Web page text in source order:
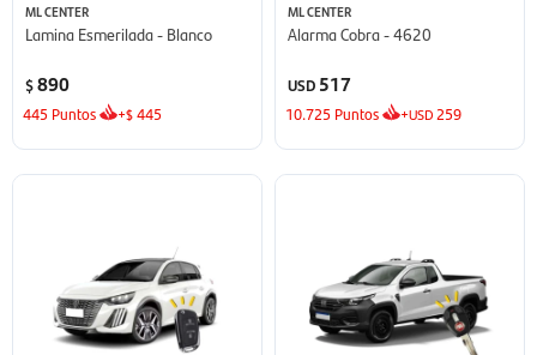
ML CENTER
Lamina Esmerilada - Blanco
$890
445 Puntos +$445
ML CENTER
Alarma Cobra - 4620
USD 517
10.725 Puntos +USD 259